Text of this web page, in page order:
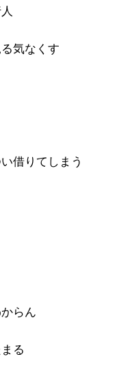
気なくす
借りてしまう
らん
る